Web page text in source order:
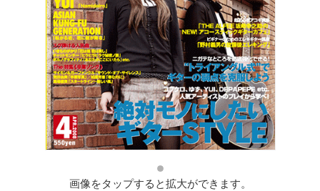
画像をタップすると拡大ができます。